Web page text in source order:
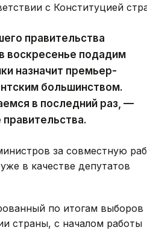
с Конституцией
правительства
воскресенье подадим
назначит премьер-
большинством.
в последний раз, —
за совместную
в качестве депутатов
по итогам выборов
страны, с началом работы